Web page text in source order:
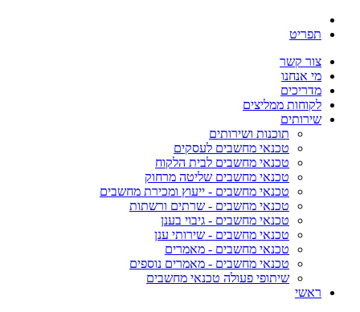
תפריט
צור קשר
מי אנחנו
מדריכים
לקוחות ממליצים
שירותים
תוכנות ושירותים
טכנאי מחשבים לעסקים
טכנאי מחשבים לבית הלקוח
טכנאי מחשבים שליטה מרחוק
טכנאי מחשבים - ייעוץ ומכירת מחשבים
טכנאי מחשבים - שרתים ורשתות
טכנאי מחשבים - גיבוי בענן
טכנאי מחשבים - שירותי ענן
טכנאי מחשבים - מאמרים
טכנאי מחשבים - מאמרים נוספים
שיתופי פעולה טכנאי מחשבים
ראשי